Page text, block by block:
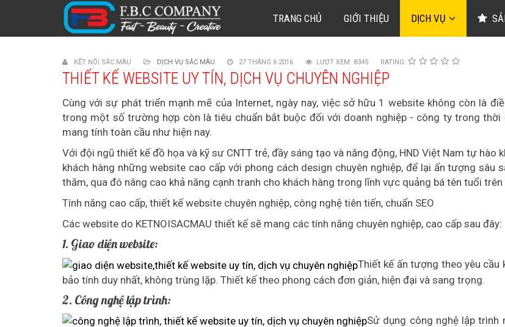
TRANG CHỦ GIỚI THIỆU DỊCH VỤ
KẾT NỐI SẮC MÀU DỊCH VỤ SẮC MÀU 27 THÁNG 6 2016 LƯỢT XEM: 8345 RATING:
THIẾT KẾ WEBSITE UY TÍN, DỊCH VỤ CHUYÊN NGHIỆP
Cùng với sự phát triển mạnh mẽ của Internet, ngày nay, việc sở hữu 1 website không còn là
trong một số trường hợp còn là tiêu chuẩn bắt buộc đối với doanh nghiệp - công ty trong thời
mang tính toàn cầu như hiện nay.
Với đội ngũ thiết kế đồ họa và kỹ sư CNTT trẻ, đầy sáng tạo và năng động, HND Việt Nam tự hào
khách hàng những website cao cấp với phong cách design chuyên nghiệp, để lại ấn tượng sâu
thăm, qua đó nâng cao khả năng cạnh tranh cho khách hàng trong lĩnh vực quảng bá tên tuổi
Tính năng cao cấp, thiết kế website chuyên nghiệp, công nghệ tiên tiến, chuẩn SEO
Các website do KETNOISACMAU thiết kế sẽ mang các tính năng chuyên nghiệp, cao cấp sau đây:
1. Giao diện website:
Thiết kế ấn tượng theo yêu cầu
bảo tính duy nhất, không trùng lặp. Thiết kế theo phong cách đơn giản, hiện đại và sang trọng.
2. Công nghệ lập trình:
Sử dụng công nghệ lập trình